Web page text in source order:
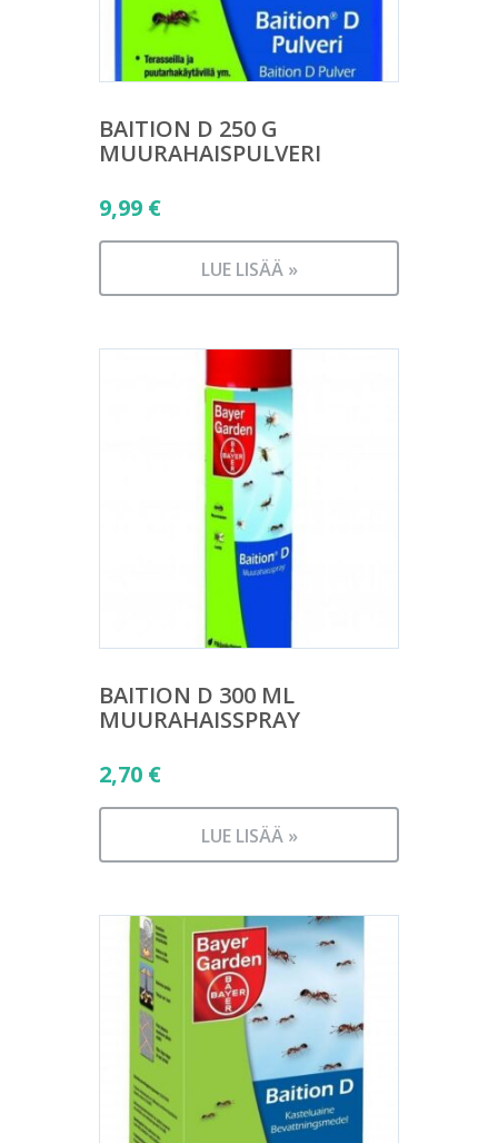
BAITION D 250 G
MUURAHAISPULVERI
9,99 €
LUE LISÄÄ »
BAITION D 300 ML
MUURAHAISSPRAY
2,70 €
LUE LISÄÄ »